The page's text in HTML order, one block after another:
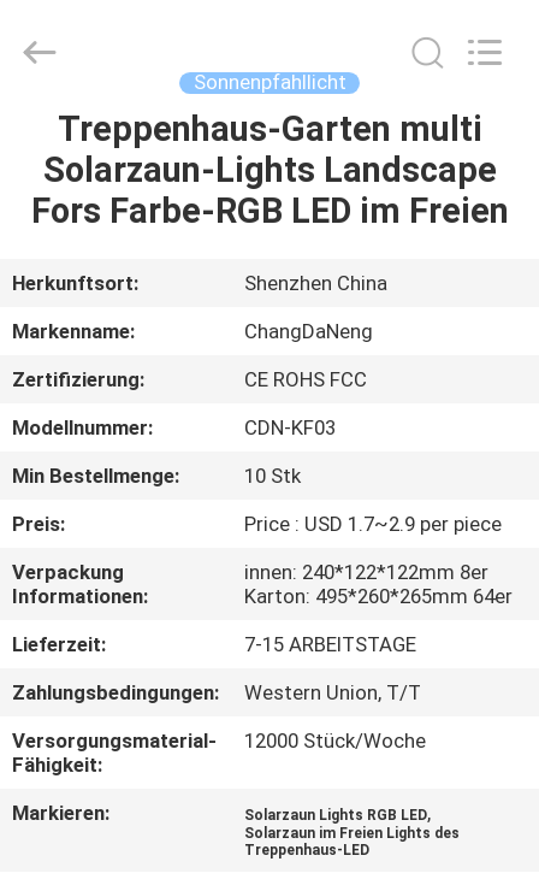
HEIM
PRODUKTE
ÜBER
UNS
FABRIK-
TOUR
QUALITÄTSKONTROLLE
KONTAKTIERE
UNS
NACHRICHTEN
FÄLLE
Ltd..
Sonnenpfahllicht
Treppenhaus-Garten multi
Solarzaun-Lights Landscape
Fors Farbe-RGB LED im Freien
Herkunftsort:
Shenzhen China
Markenname:
ChangDaNeng
Zertifizierung:
CE ROHS FCC
Modellnummer:
CDN-KF03
Min Bestellmenge:
10 Stk
Preis:
Price : USD 1.7~2.9 per piece
Verpackung
Informationen:
innen: 240*122*122mm 8er
Karton: 495*260*265mm 64er
Lieferzeit:
7-15 ARBEITSTAGE
Zahlungsbedingungen:
Western Union, T/T
Versorgungsmaterial-
Fähigkeit:
12000 Stück/Woche
Markieren: Solarzaun Lights RGB LED,
Solarzaun im Freien Lights des
Treppenhaus-LED